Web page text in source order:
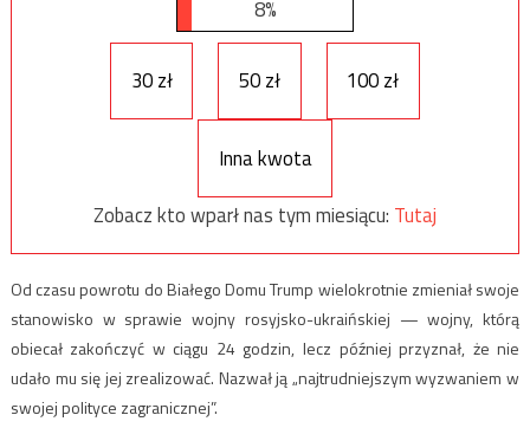
8%
30 zł 50 zł 100 zł
Inna kwota
Zobacz kto wparł nas tym miesiącu: Tutaj
Od czasu powrotu do Białego Domu Trump wielokrotnie zmieniał swoje
stanowisko w sprawie wojny rosyjsko-ukraińskiej — wojny, którą
obiecał zakończyć w ciągu 24 godzin, lecz później przyznał, że nie
udało mu się jej zrealizować. Nazwał ją „najtrudniejszym wyzwaniem w
swojej polityce zagranicznej”.